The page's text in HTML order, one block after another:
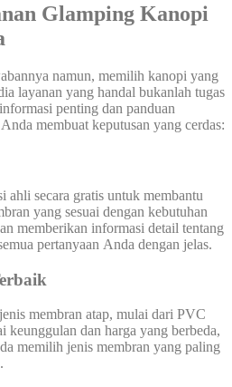
Glamping Kanopi
namun, memilih kanopi yang
layanan yang handal bukanlah tugas
penting dan panduan
membuat keputusan yang cerdas:
ahli secara gratis untuk membantu
yang sesuai dengan kebutuhan
memberikan informasi detail tentang
pertanyaan Anda dengan jelas.
membran atap, mulai dari PVC
keunggulan dan harga yang berbeda,
memilih jenis membran yang paling